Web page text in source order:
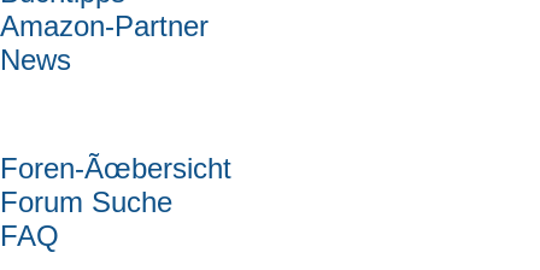
Amazon-Partner
News
Foren-Ãœbersicht
Forum Suche
FAQ